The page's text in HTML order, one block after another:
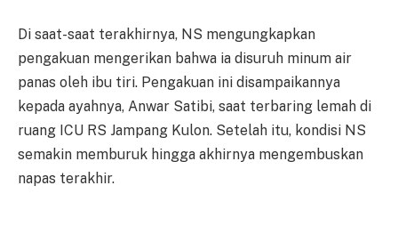
Di saat-saat terakhirnya, NS mengungkapkan
pengakuan mengerikan bahwa ia disuruh minum air
panas oleh ibu tiri. Pengakuan ini disampaikannya
kepada ayahnya, Anwar Satibi, saat terbaring lemah di
ruang ICU RS Jampang Kulon. Setelah itu, kondisi NS
semakin memburuk hingga akhirnya mengembuskan
napas terakhir.